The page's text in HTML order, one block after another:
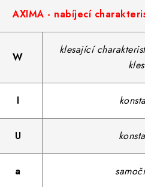
AXIMA - nabíjecí
W
klesající
I
U
a